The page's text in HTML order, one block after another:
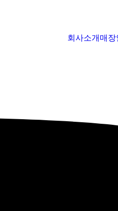
회사소개 매장